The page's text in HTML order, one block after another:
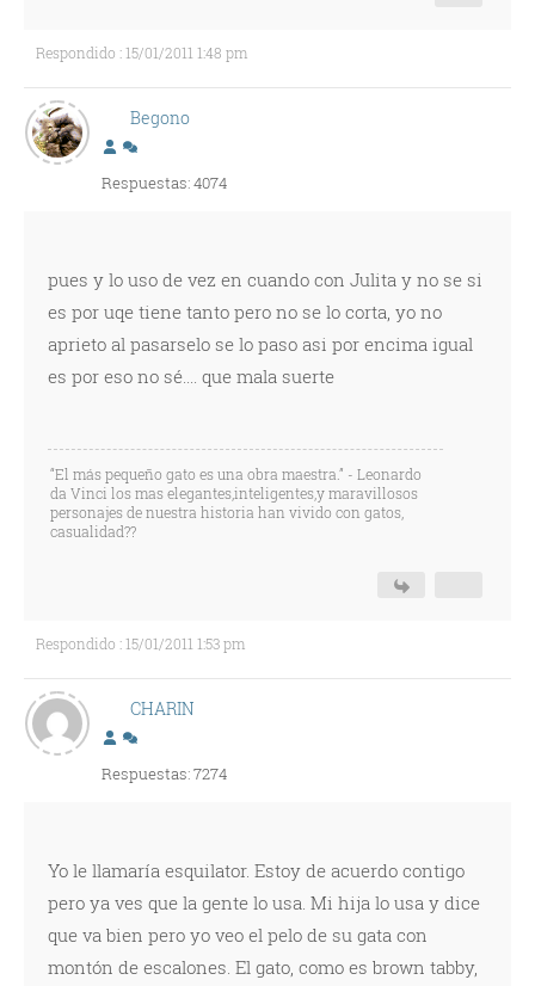
Respondido : 15/01/2011 1:48 pm
Begono
Respuestas: 4074
pues y lo uso de vez en cuando con Julita y no se si
es por uqe tiene tanto pero no se lo corta, yo no
aprieto al pasarselo se lo paso asi por encima igual
es por eso no sé.... que mala suerte
“El más pequeño gato es una obra maestra.” - Leonardo
da Vinci los mas elegantes,inteligentes,y maravillosos
personajes de nuestra historia han vivido con gatos,
casualidad??
Respondido : 15/01/2011 1:53 pm
CHARIN
Respuestas: 7274
Yo le llamaría esquilator. Estoy de acuerdo contigo
pero ya ves que la gente lo usa. Mi hija lo usa y dice
que va bien pero yo veo el pelo de su gata con
montón de escalones. El gato, como es brown tabby,